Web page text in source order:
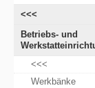
<<<
Betriebs- und
<<<
Werkbänke